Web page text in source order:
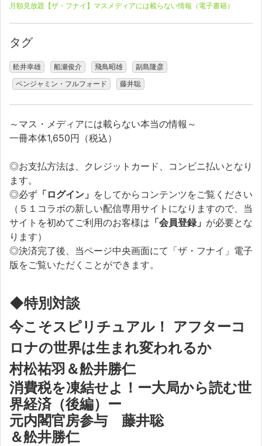
月額見放題【ザ・フナイ】マスメディアには載らない情報（電子書籍）
タグ
舩井幸雄 船瀬俊介 飛鳥昭雄
副島隆彦
ベンジャミン・フルフォード
藤井聡
～マス・メディアには載らない本当の情報～
一冊本体1,650円（税込）
◎お支払方法は、クレジットカード、コンビニ払いとなり
ます。
◎必ず 「ログイン」 をしてからコンテンツをご覧ください
（５１コラボの新しい配信専用サイトになりますので、当
サイトを初めてご利用のお客様は 「会員登録」 が必要とな
ります）
◎決済完了後、当ページ中央画面にて「ザ・フナイ」電子
版をご覧いただくことができます。
◆特別対談
今こそスピリチュアル！ アフターコ
ロナの世界は生まれ変われるか
村松祐羽＆舩井勝仁
消費税を凍結せよ！ー大局から読む世
界経済（後編）ー
元内閣官房参与 藤井聡
＆舩井勝仁